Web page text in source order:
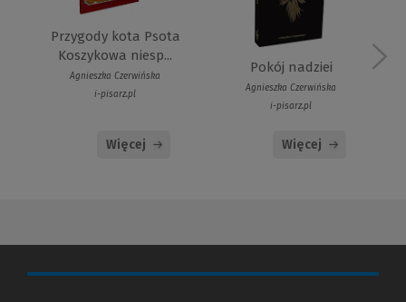
Przygody kota Psota
Koszykowa niesp...
Agnieszka Czerwińska
i-pisarz.pl
Więcej
Pokój nadziei
Agnieszka Czerwińska
i-pisarz.pl
Więcej